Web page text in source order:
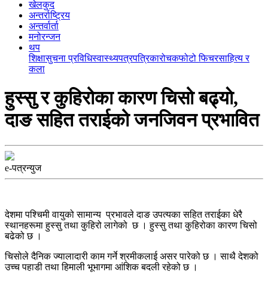
खेलकुद
अन्तर्राष्ट्रिय
अन्तर्वार्ता
मनोरन्जन
थप
शिक्षासुचना प्रविधिस्वास्थ्यपत्रपत्रिकारोचकफोटो फिचरसाहित्य र
कला
हुस्सु र कुहिरोका कारण चिसो बढ्याे,
दाङ सहित तराईको जनजिवन प्रभावित
e-पत्रन्युज
देशमा पश्चिमी वायुको सामान्य प्रभावले दाङ उपत्यका सहित तराईका धेरै
स्थानहरूमा हुस्सु तथा कुहिरो लागेको छ । हुस्सु तथा कुहिरोका कारण चिसो
बढेको छ ।
चिसोले दैनिक ज्यालादारी काम गर्ने श्रमीकलाई असर पारेको छ । साथै देशको
उच्च पहाडी तथा हिमाली भूभागमा आंशिक बदली रहेको छ ।